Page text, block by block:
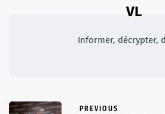
VL
Informer, décrypter,
PREVIOUS